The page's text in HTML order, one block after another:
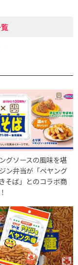
グソースの風味を堪
ン弁当が「ペヤング
そば」とのコラボ商